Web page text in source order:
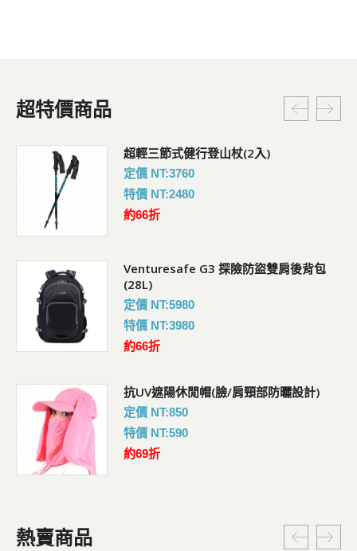
超特價商品
超輕三節式健行登山杖(2入)
定價 NT:3760
特價 NT:2480
約66折
Venturesafe G3 探險防盜雙肩後背包
(28L)
定價 NT:5980
特價 NT:3980
約66折
抗UV遮陽休閒帽(臉/肩頸部防曬設計)
定價 NT:850
特價 NT:590
約69折
熱賣商品